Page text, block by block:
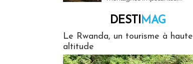
DESTIMAG
Le Rwanda, un tourisme à haute
altitude